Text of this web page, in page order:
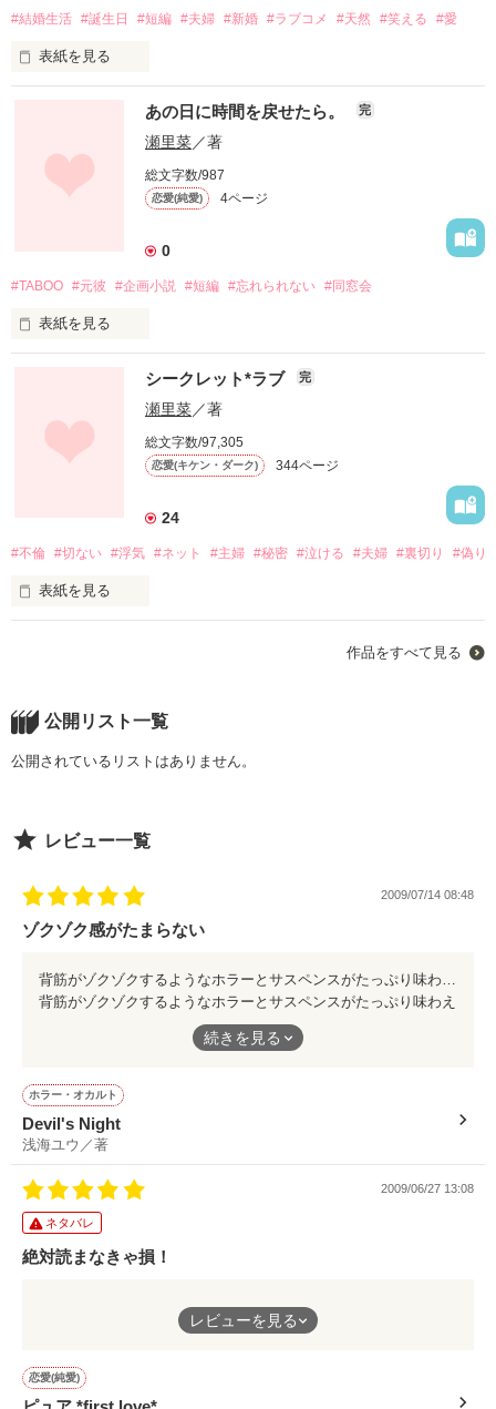
2011.5
大幅加筆修正。
2013.1.25～
Berry's cafe特集VoL16
職業別ラブストーリー２にて紹介して頂きました。
感謝ですo(^-^)o
★素敵作家様からのレビューThanks★
*朝霧  月ｻﾏ
*如月  蜜ｻﾏ
*オキルスｻﾏ
*やんばるくうかｻﾏ
*光葵ｻﾏ
「ありえない結婚生活？！」続編☆
ダーリンこと大城蓮
自己中でマイペース大きなお子ちゃまぶりは健在？
可愛い奥様の瑞希の気持ちを軽く踏みにじり、打ちのめし、傷
つけるのを最も得意とする(笑)
あるある～。
と共感できる？
いや…
ないない。
ありえない？(*^_^*)
とりあえず笑い飛ばしちゃってください。
#結婚生活 #誕生日 #短編 #夫婦 #新婚 #ラブコメ #天然 #笑える #愛
表紙を見る
コメディジャンル別ランキングイン☆
ありがとうございますV(^-^)V
*☆☆゜*☆☆ﾟ*☆☆ﾟ
ラブラブで
甘～い結婚生活になるはずが…
ありえない―！！！
って…
笑えるのか？
笑えないのか？
２人のありえない日常をちょこっと覗いてみてください('-^*)/
2011.7.大幅加筆修正
相川ミチ様
やんばるくうか様
如月 蜜様
サンタロウ様
朝霧 月様
チャマ様
汐海夏姫様
侑里亜様
あの日に時間を戻せたら。 完
瀬里菜／著
総文字数/987
恋愛(純愛) 4ページ
0
#TABOO #元彼 #企画小説 #短編 #忘れられない #同窓会
表紙を見る
*ﾟﾟ:*ﾟﾟ:*ﾟﾟ:*ﾟﾟ:*ﾟﾟ    ﾟﾟ｡ﾟﾟ｡ﾟﾟ｡ﾟﾟ
彼に愛された私
消してしまえたら
誰かを忘れるための恋は
決して誰も幸せになんてなれない……。
ﾟﾟ*･*･*ﾟﾟ*･*･*ﾟﾟ*･･ﾟﾟ*･*･*ﾟﾟ
｢彼氏がいるのに
元彼と……………｣
*秘密の恋*
シークレット*ラブ 完
瀬里菜／著
総文字数/97,305
恋愛(キケン・ダーク) 344ページ
24
#不倫 #切ない #浮気 #ネット #主婦 #秘密 #泣ける #夫婦 #裏切り #偽り
表紙を見る
ママだから？
他の誰かに
恋するなんてこと
絶対にあるはずがない。
でも…
あなたに出会って
しまったから……。
08.11.12 完結。
作品をすべて見る
公開リスト一覧
公開されているリストはありません。
レビュー一覧
2009/07/14 08:48
ゾクゾク感がたまらない
背筋がゾクゾクするようなホラーとサスペンスがたっぷり味わえ
映像を見せられているかのような引き込まれていく描写は、瞳に
やきつき、胸に刻まれていく。
物語は一気に展開して更にのめりこみ、続きが読みたくてうずう
ずしてしまう。
スケールの大きさ、内容は果てしなく深く構成が完璧。
色々な謎が溶けていく後半部分は納得と驚きを繰り返して全く飽
続きを見る
ホラー・オカルト
Devil's Night
浅海ユウ／著
2009/06/27 13:08
ネタバレ
絶対読まなきゃ損！
女子にモテモテの彼が男の子が苦手の彼女に一目惚れした。
彼の猛アタックから物語は始まり、彼の強くて純粋な想いにすぐ
レビューを見る
恋愛(純愛)